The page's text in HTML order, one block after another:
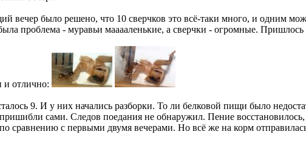
вечер было решено, что 10 сверчков это всё-таки много, и одним
проблема - муравьи мааааленькие, а сверчки - огромные.
и отлично:
9. И у них начались разборки. То ли белковой пищи было
сами. Следов поедания не обнаружил. Пение
сравнению с первыми двумя вечерами. Но всё же на корм